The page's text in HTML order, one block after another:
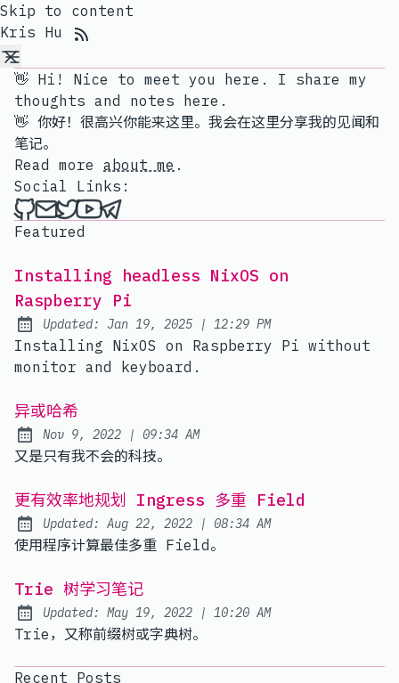
Skip to content
Kris Hu
👋 Hi! Nice to meet you here. I share my
thoughts and notes here.
👋 你好！很高兴你能来这里。我会在这里分享我的见闻和
笔记。
Read more about me .
Social Links:
Me on Github
Send an email to me
Me on Twitter
My channel on YouTube
Contact me on Telegram
Featured
Installing headless NixOS on
Raspberry Pi
Updated: Jan 19, 2025 | at
12:29 PM
Installing NixOS on Raspberry Pi without
monitor and keyboard.
异或哈希
Published:
Nov 9, 2022 | at
09:34 AM
又是只有我不会的科技。
更有效率地规划 Ingress 多重 Field
Updated: Aug 22, 2022 | at
08:34 AM
使用程序计算最佳多重 Field。
Trie 树学习笔记
Updated: May 19, 2022 | at
10:20 AM
Trie，又称前缀树或字典树。
Recent Posts